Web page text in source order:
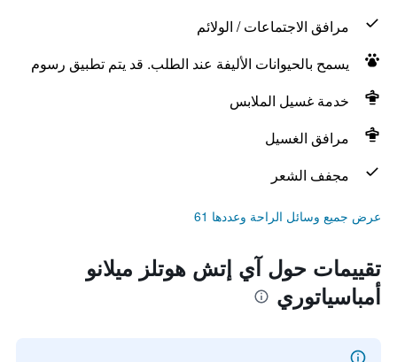
مرافق الاجتماعات / الولائم
يسمح بالحيوانات الأليفة عند الطلب. قد يتم تطبيق رسوم
خدمة غسيل الملابس
مرافق الغسيل
مجفف الشعر
عرض جميع وسائل الراحة وعددها 61
تقييمات حول آي إتش هوتلز ميلانو
أمباسياتوري